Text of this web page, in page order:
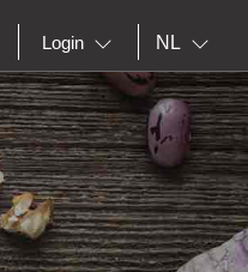
Login NL